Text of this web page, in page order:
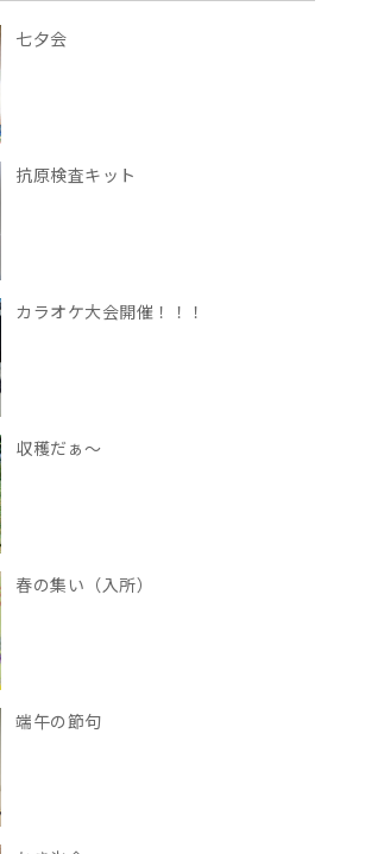
七夕会
抗原検査キット
カラオケ大会開催！！！
収穫だぁ～
春の集い（入所）
端午の節句